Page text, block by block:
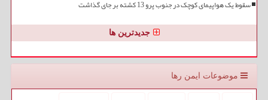
سقوط یک هواپیمای کوچک در جنوب پرو 13 کشته بر جای گذاشت
جدیدترین ها
موضوعات ایمن رها